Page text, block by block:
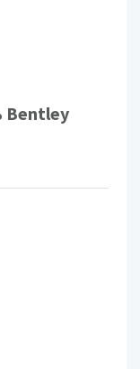
Bentley